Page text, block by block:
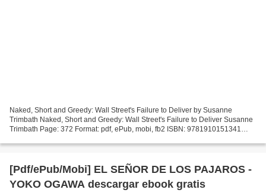
Naked, Short and Greedy: Wall Street's Failure to Deliver by Susanne
Trimbath Naked, Short and Greedy: Wall Street's Failure to Deliver Susanne
Trimbath Page: 372 Format: pdf, ePub, mobi, fb2 ISBN: 9781910151341
[Pdf/ePub/Mobi] EL SEÑOR DE LOS PAJAROS -
YOKO OGAWA descargar ebook gratis